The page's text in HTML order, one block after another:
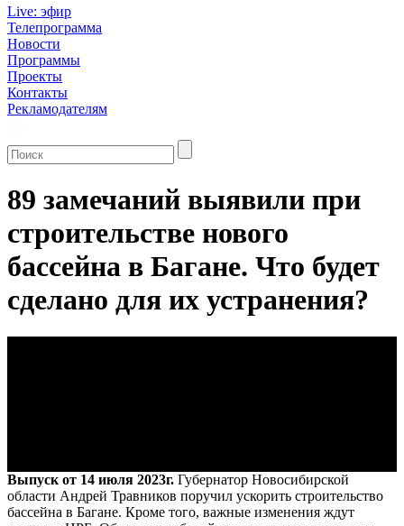
Live: эфир
Телепрограмма
Новости
Программы
Проекты
Контакты
Рекламодателям
89 замечаний выявили при
строительстве нового
бассейна в Багане. Что будет
сделано для их устранения?
Выпуск от 14 июля 2023г. Губернатор Новосибирской
области Андрей Травников поручил ускорить строительство
бассейна в Багане. Кроме того, важные изменения ждут